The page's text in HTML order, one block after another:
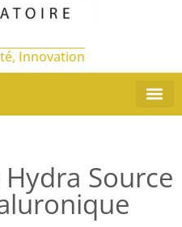
Innovation
Source